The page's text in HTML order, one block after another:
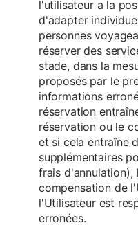
l'utilisateur a la
d'adapter
personnes
réserver des
stade, dans la
proposés par le
informations
réservation
réservation ou le
et si cela entraîne
supplémentaires
frais d'annulation),
compensation de
l'Utilisateur est
erronées.